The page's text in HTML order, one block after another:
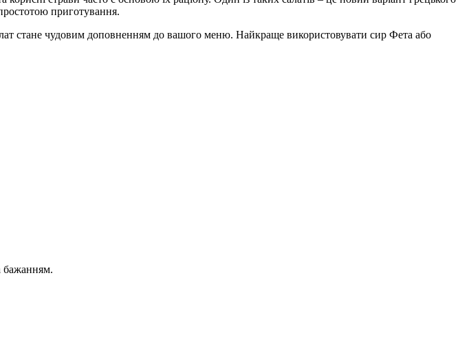
приготування.
стане чудовим доповненням до вашого меню. Найкраще використовувати сир Фета або
бажанням.